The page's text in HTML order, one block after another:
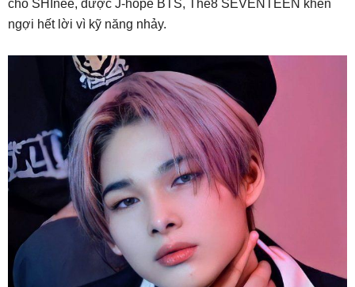
cho SHInee, được J-hope BTS, The8 SEVENTEEN khen
ngợi hết lời vì kỹ năng nhảy.